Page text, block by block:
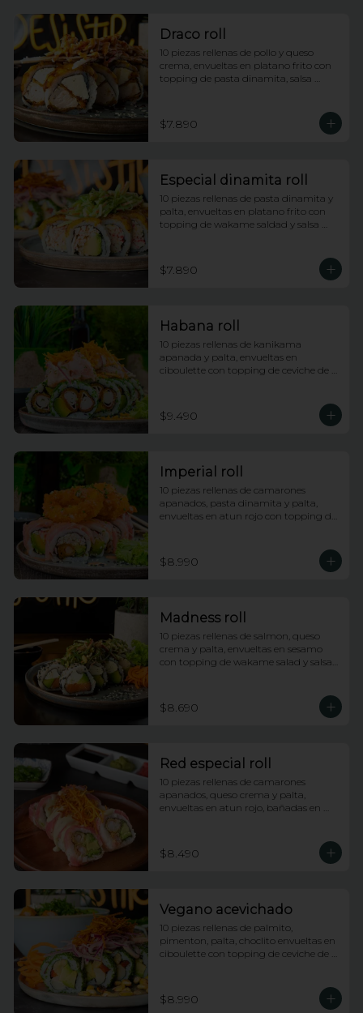
Draco roll
10 piezas rellenas de pollo y queso
crema, envueltas en platano frito con
topping de pasta dinamita, salsa
$7.890
Especial dinamita roll
10 piezas rellenas de pasta dinamita y
palta, envueltas en platano frito con
topping de wakame saldad y salsa
$7.890
Habana roll
10 piezas rellenas de kanikama
apanada y palta, envueltas en
ciboulette con topping de ceviche de
$9.490
Imperial roll
10 piezas rellenas de camarones
apanados, pasta dinamita y palta,
envueltas en atun rojo con topping de
$8.990
Madness roll
10 piezas rellenas de salmon, queso
crema y palta, envueltas en sesamo
con topping de wakame salad y salsa
$8.690
Red especial roll
10 piezas rellenas de camarones
apanados, queso crema y palta,
envueltas en atun rojo, bañadas en
$8.490
Vegano acevichado
10 piezas rellenas de palmito,
pimenton, palta, choclito envueltas en
ciboulette con topping de ceviche de
$8.990